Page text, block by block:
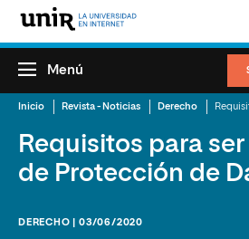
Menú
Inicio Revista - Noticias Derecho
Requisitos para
de Protección de
DERECHO | 03/06/2020